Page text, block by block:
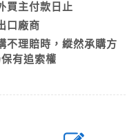
買主付款日止
口廠商
不理賠時，縱然承購方
有追索權